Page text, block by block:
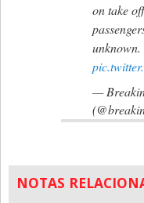
on take
unknown.
—
NOTAS